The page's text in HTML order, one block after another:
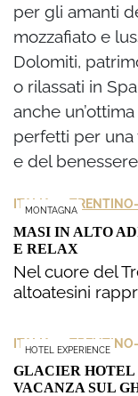
per gli amanti
mozzafiato e
Dolomiti,
o rilassati in
anche
perfetti per una
e del
MONTAGNA
ITALIA >
MASI IN ALTO
E RELAX
Nel cuore del
altoatesini
HOTEL EXPERIENCE
ITALIA >
GLACIER HOTEL
VACANZA SUL